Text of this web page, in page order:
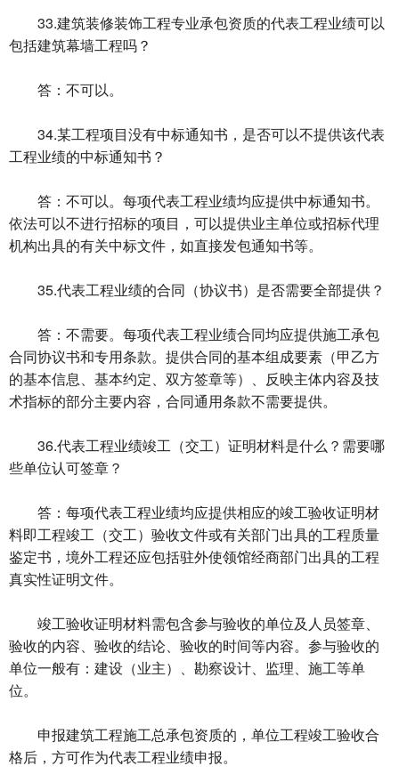
33.建筑装修装饰工程专业承包资质的代表工程业绩可以
包括建筑幕墙工程吗？
答：不可以。
34.某工程项目没有中标通知书，是否可以不提供该代表
工程业绩的中标通知书？
答：不可以。每项代表工程业绩均应提供中标通知书。
依法可以不进行招标的项目，可以提供业主单位或招标代理
机构出具的有关中标文件，如直接发包通知书等。
35.代表工程业绩的合同（协议书）是否需要全部提供？
答：不需要。每项代表工程业绩合同均应提供施工承包
合同协议书和专用条款。提供合同的基本组成要素（甲乙方
的基本信息、基本约定、双方签章等）、反映主体内容及技
术指标的部分主要内容，合同通用条款不需要提供。
36.代表工程业绩竣工（交工）证明材料是什么？需要哪
些单位认可签章？
答：每项代表工程业绩均应提供相应的竣工验收证明材
料即工程竣工（交工）验收文件或有关部门出具的工程质量
鉴定书，境外工程还应包括驻外使领馆经商部门出具的工程
真实性证明文件。
竣工验收证明材料需包含参与验收的单位及人员签章、
验收的内容、验收的结论、验收的时间等内容。参与验收的
单位一般有：建设（业主）、勘察设计、监理、施工等单
位。
申报建筑工程施工总承包资质的，单位工程竣工验收合
格后，方可作为代表工程业绩申报。